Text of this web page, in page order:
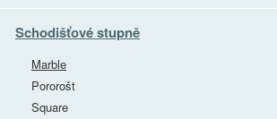
Schodišťové stupně
Marble
Pororošt
Square